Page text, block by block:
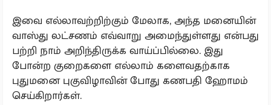
இவை எல்லாவற்றிற்கும் மேலாக, அந்த மனையின்
வாஸ்து லட்சணம் எவ்வாறு அமைந்துள்ளது என்பது
பற்றி நாம் அறிந்திருக்க வாய்ப்பில்லை. இது
போன்ற குறைகளை எல்லாம் களைவதற்காக
புதுமனை புகுவிழாவின் போது கணபதி ஹோமம்
செய்கிறார்கள்.